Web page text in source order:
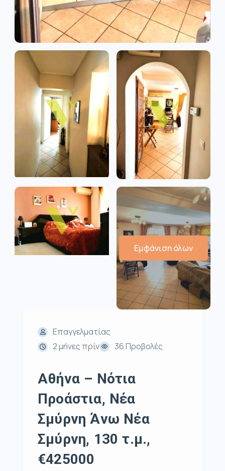
Εμφάνιση όλων
Επαγγελματίας
2 μήνες πρίν
36 Προβολές
Αθήνα – Νότια
Προάστια, Νέα
Σμύρνη Άνω Νέα
Σμύρνη, 130 τ.μ.,
€425000